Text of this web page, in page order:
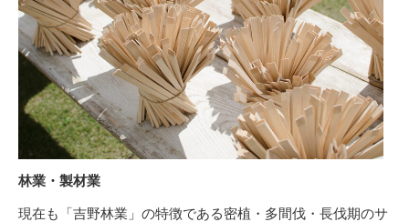
林業・製材業
現在も「吉野林業」の特徴である密植・多間伐・長伐期のサ